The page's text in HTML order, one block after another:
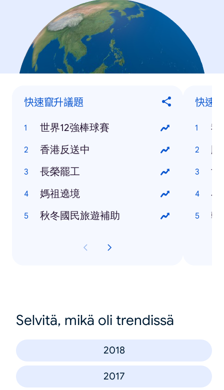
快速竄升議題
世界12強棒球賽
香港反送中
長榮罷工
媽祖遶境
秋冬國民旅遊補助
快速
我
颱
世
小
韓
Selvitä, mikä oli trendissä
2018
2017